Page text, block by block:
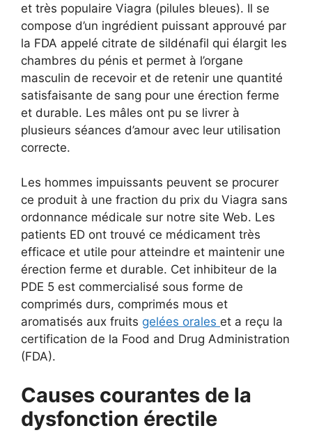
et très populaire Viagra (pilules bleues). Il se
compose d’un ingrédient puissant approuvé par
la FDA appelé citrate de sildénafil qui élargit les
chambres du pénis et permet à l’organe
masculin de recevoir et de retenir une quantité
satisfaisante de sang pour une érection ferme
et durable. Les mâles ont pu se livrer à
plusieurs séances d’amour avec leur utilisation
correcte.
Les hommes impuissants peuvent se procurer
ce produit à une fraction du prix du Viagra sans
ordonnance médicale sur notre site Web. Les
patients ED ont trouvé ce médicament très
efficace et utile pour atteindre et maintenir une
érection ferme et durable. Cet inhibiteur de la
PDE 5 est commercialisé sous forme de
comprimés durs, comprimés mous et
aromatisés aux fruits gelées orales et a reçu la
certification de la Food and Drug Administration
(FDA).
Causes courantes de la
dysfonction érectile